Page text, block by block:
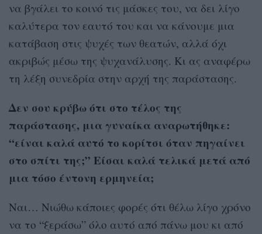
να βγάλει το κοινό τις μάσκες του, να δει λίγο
καλύτερα τον εαυτό του και να κάνουμε μια
κατάβαση στις ψυχές των θεατών, αλλά όχι
ακριβώς μέσω της ψυχανάλυσης. Κι ας αναφέρω
τη λέξη συνεδρία στην αρχή της παράστασης.
Δεν σου κρύβω ότι στο τέλος της
παράστασης, μια γυναίκα αναρωτήθηκε:
“είναι καλά αυτό το κορίτσι όταν πηγαίνει
στο σπίτι της;” Είσαι καλά τελικά μετά από
μια τόσο έντονη ερμηνεία;
Ναι… Νιώθω κάποιες φορές ότι θέλω λίγο χρόνο
να το “ξεράσω” όλο αυτό από πάνω μου κι από